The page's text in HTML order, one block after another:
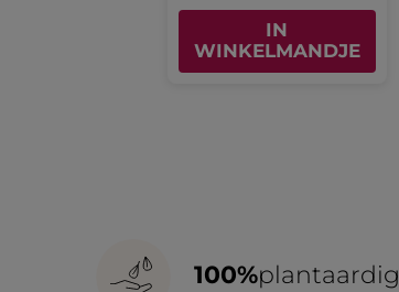
IN
WINKELMANDJE
100%plantaardig